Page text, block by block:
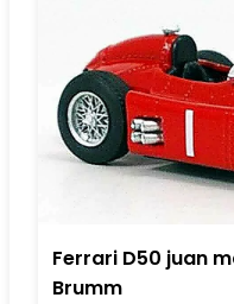
Ferrari D50 juan
Brumm